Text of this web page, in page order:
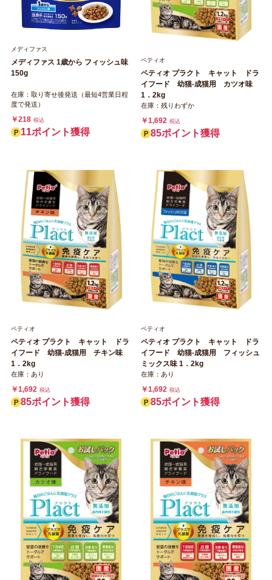
メディファス
メディファス 1歳から フィッシュ味
150g
在庫：取り寄せ後発送（最短4営業日程
度で発送）
￥218 税込
11ポイント獲得
ペティオ
ペティオ プラクト キャット ドラ
イフード 幼猫‐成猫用 カツオ味
1．2kg
在庫：残りわずか
￥1,692 税込
85ポイント獲得
ペティオ
ペティオ プラクト キャット ドラ
イフード 幼猫‐成猫用 チキン味
1．2kg
在庫：あり
￥1,692 税込
85ポイント獲得
ペティオ
ペティオ プラクト キャット ドラ
イフード 幼猫‐成猫用 フィッシュ
ミックス味 1．2kg
在庫：あり
￥1,692 税込
85ポイント獲得